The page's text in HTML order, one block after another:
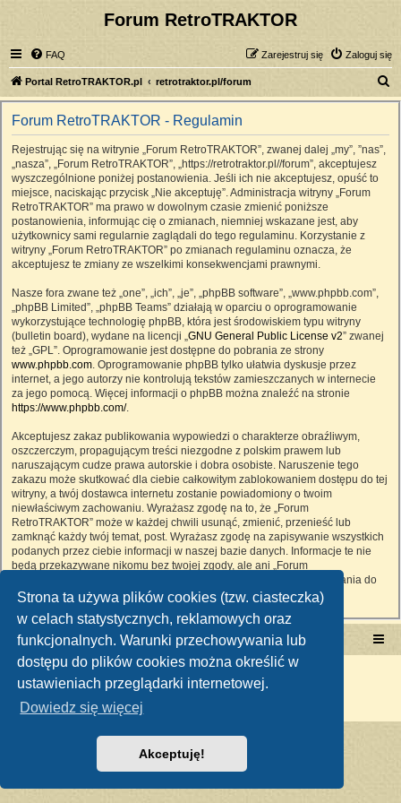
Strona ta używa plików cookies (tzw. ciasteczka)
w celach statystycznych, reklamowych oraz
funkcjonalnych. Warunki przechowywania lub
dostępu do plików cookies można określić w
ustawieniach przeglądarki internetowej.
Dowiedz się więcej
Akceptuję!
Forum RetroTRAKTOR
FAQ Zaloguj się
Zarejestruj się
Portal RetroTRAKTOR.pl retrotraktor.pl/forum
z
Forum RetroTRAKTOR - Regulamin
Rejestrując się na witrynie „Forum RetroTRAKTOR”, zwanej dalej „my”, ”nas”,
„nasza”, „Forum RetroTRAKTOR”, „https://retrotraktor.pl//forum”, akceptujesz
wyszczególnione poniżej postanowienia. Jeśli ich nie akceptujesz, opuść to
miejsce, naciskając przycisk „Nie akceptuję”. Administracja witryny „Forum
RetroTRAKTOR” ma prawo w dowolnym czasie zmienić poniższe
postanowienia, informując cię o zmianach, niemniej wskazane jest, aby
użytkownicy sami regularnie zaglądali do tego regulaminu. Korzystanie z
witryny „Forum RetroTRAKTOR” po zmianach regulaminu oznacza, że
akceptujesz te zmiany ze wszelkimi konsekwencjami prawnymi.
Nasze fora zwane też „one”, „ich”, „je”, „phpBB software”, „www.phpbb.com”,
„phpBB Limited”, „phpBB Teams” działają w oparciu o oprogramowanie
wykorzystujące technologię phpBB, która jest środowiskiem typu witryny
(bulletin board), wydane na licencji „GNU General Public License v2” zwanej
też „GPL”. Oprogramowanie jest dostępne do pobrania ze strony
www.phpbb.com. Oprogramowanie phpBB tylko ułatwia dyskusje przez
internet, a jego autorzy nie kontrolują tekstów zamieszczanych w internecie
za jego pomocą. Więcej informacji o phpBB można znaleźć na stronie
https://www.phpbb.com/.
Akceptujesz zakaz publikowania wypowiedzi o charakterze obraźliwym,
oszczerczym, propagującym treści niezgodne z polskim prawem lub
naruszającym cudze prawa autorskie i dobra osobiste. Naruszenie tego
zakazu może skutkować dla ciebie całkowitym zablokowaniem dostępu do tej
witryny, a twój dostawca internetu zostanie powiadomiony o twoim
niewłaściwym zachowaniu. Wyrażasz zgodę na to, że „Forum
RetroTRAKTOR” może w każdej chwili usunąć, zmienić, przenieść lub
zamknąć każdy twój temat, post. Wyrażasz zgodę na zapisywanie wszystkich
podanych przez ciebie informacji w naszej bazie danych. Informacje te nie
będą przekazywane nikomu bez twojej zgody, ale ani „Forum
RetroTRAKTOR”, ani phpBB nie ponosi odpowiedzialności za włamania do
witryny, podczas których może dojść do kradzieży danych.
Portal RetroTRAKTOR.pl retrotraktor.pl/forum
Technologię dostarcza
Polski pakiet językowy dostarczaphpBB.pl
Zasady ochrony danych osobowych